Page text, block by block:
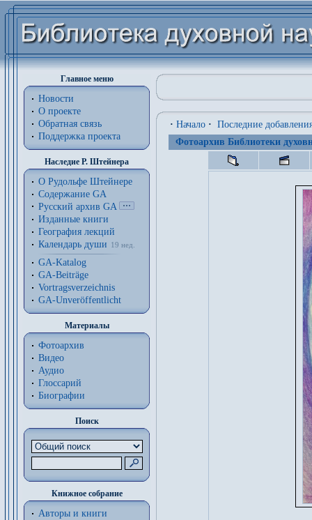
Главное меню
Новости
О проекте
Обратная связь
Поддержка проекта
Наследие Р. Штейнера
О Рудольфе Штейнере
Содержание GA
Русский архив GA
Изданные книги
География лекций
Календарь души
19 нед.
GA-Katalog
GA-Beiträge
Vortragsverzeichnis
GA-Unveröffentlicht
Материалы
Фотоархив
Видео
Аудио
Глоссарий
Биографии
Поиск
Книжное собрание
Авторы и книги
· Начало · Последние
Фотоархив Библиотеки